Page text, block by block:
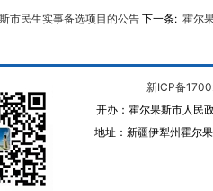
市民生实事备选项目的公告 下一条: 霍尔
新ICP备
开办：霍尔果斯市人民
地址：新疆伊犁州霍